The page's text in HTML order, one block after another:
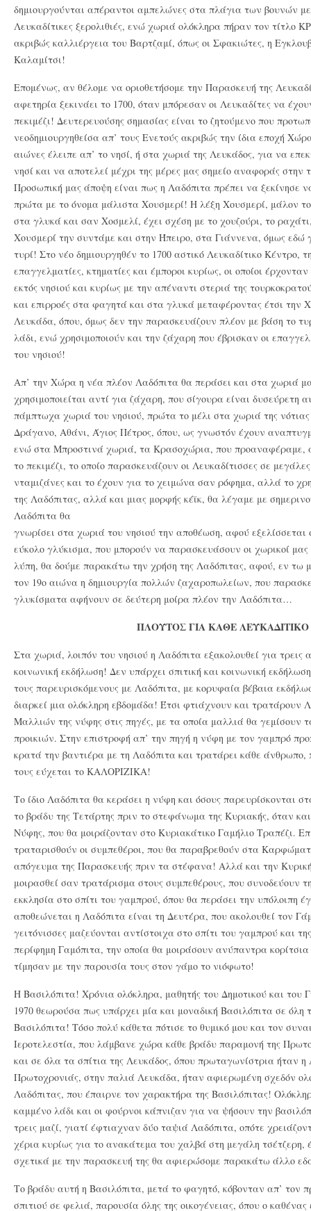
δημιουργούνται απέραντοι αμπελώνες στα πλάγια των βουνών με
Λευκαδίτικες ξερολιθιές, ενώ χωριά ολόκληρα πήραν τον
ακριβώς καλλιέργεια του Βαρτζαμί, όπως οι Σφακιώτες, η
Καλαμίτσι!
Επομένως, αν θέλομε να οριοθετήσομε την Παρασκευή της
αφετηρία ξεκινάει το 1700, όταν μπόρεσαν οι Λευκαδίτες να
πεκιμέζι! Δευτερευούσης σημασίας είναι το ζητούμενο που
νεοδημιουργηθείσα απ’ τους Ενετούς ακριβώς την ίδια εποχή
αιώνες έλειπε απ’ το νησί, ή στα χωριά της Λευκάδος, για να
νησί και να αποτελεί μέχρι της μέρες μας σημείο αναφοράς
Προσωπική μας άποψη είναι πως η Λαδόπιτα πρέπει να ξεκίνησε
πρώτα με το όνομα μάλιστα Χουσμερί! Η λέξη Χουσμερί, μάλον
στα γλυκά και σαν Χοσμελί, έχει σχέση με το χουζούρι, το
Χουσμερί την συντάμε και στην Ήπειρο, στα Γιάννενα, όμως εδώ
τυρί! Στο νέο δημιουργηθέν το 1700 αστικό Λευκαδίτικο Κέντρο,
επαγγελματίες, κτηματίες και έμποροι κυρίως, οι οποίοι
εκτός νησιού και κυρίως με την απέναντι στεριά της
και επιρροές στα φαγητά και στα γλυκά μεταφέροντας έτσι την
Λευκάδα, όπου, όμως δεν την παρασκευάζουν πλέον με βάση το
λάδι, ενώ χρησιμοποιούν και την ζάχαρη που έβρισκαν οι
του νησιού!
Απ’ την Χώρα η νέα πλέον Λαδόπιτα θα περάσει και στα χωριά
χρησιμοποιείται αντί για ζάχαρη, που σίγουρα είναι δυσεύρετη
πάμπτωχα χωριά του νησιού, πρώτα το μέλι στα χωριά της
Δράγανο, Αθάνι, Άγιος Πέτρος, όπου, ως γνωστόν έχουν
ενώ στα Μπροστινά χωριά, τα Κρασοχώρια, που προαναφέραμε,
το πεκιμέζι, το οποίο παρασκευάζουν οι Λευκαδίτισσες σε
νταμιζάνες και το έχουν για το χειμώνα σαν ρόφημα, αλλά το
της Λαδόπιτας, αλλά και μιας μορφής κέϊκ, θα λέγαμε με
Λαδόπιτα θα
γνωρίσει στα χωριά του νησιού την αποθέωση, αφού εξελίσσεται
εύκολο γλύκισμα, που μπορούν να παρασκευάσουν οι χωρικοί
λύπη, θα δούμε παρακάτω την χρήση της Λαδόπιτας, αφού, εν τω
τον 19ο αιώνα η δημιουργία πολλών ζαχαροπωλείων, που
γλυκίσματα αφήνουν σε δεύτερη μοίρα πλέον την Λαδόπιτα…
ΠΛΟΥΤΟΣ ΓΙΑ ΚΑΘΕ ΛΕΥΚΑΔΙΤΙΚΟ
Στα χωριά, λοιπόν του νησιού η Λαδόπιτα εξακολουθεί για τρεις
κοινωνική εκδήλωση! Δεν υπάρχει σπιτική και κοινωνική
τους παρευρισκόμενους με Λαδόπιτα, με κορυφαία βέβαια
διαρκεί μια ολόκληρη εβδομάδα! Έτσι φτιάχνουν και τρατάρουν
Μαλλιών της νύφης στις πηγές, με τα οποία μαλλιά θα γεμίσουν
προικιών. Στην επιστροφή απ’ την πηγή η νύφη με τον γαμπρό
κρατά την βαντιέρα με τη Λαδόπιτα και τρατάρει κάθε άνθρωπο,
τους εύχεται το ΚΑΛΟΡΙΖΙΚΑ!
Το ίδιο Λαδόπιτα θα κεράσει η νύφη και όσους παρευρίσκονται
το βράδυ της Τετάρτης πριν το στεφάνωμα της Κυριακής, όταν
Νύφης, που θα μοιράζονταν στο Κυριακάτικο Γαμήλιο Τραπέζι.
τραταρισθούν οι συμπεθέροι, που θα παραβρεθούν στα
απόγευμα της Παρασκευής πριν τα στέφανα! Αλλά και την
μοιρασθεί σαν τρατάρισμα στους συμπεθέρους, που συνοδεύουν
εκκλησία στο σπίτι του γαμπρού, όπου θα περάσει την υπόλοιπη
αποθεώνεται η Λαδόπιτα είναι τη Δευτέρα, που ακολουθεί τον
γειτόνισσες μαζεύονται αντίστοιχα στο σπίτι του γαμπρού και
περίφημη Γαμόπιτα, την οποία θα μοιράσουν ανύπαντρα
τίμησαν με την παρουσία τους στον γάμο το νιόφωτο!
Η Βασιλόπιτα! Χρόνια ολόκληρα, μαθητής του Δημοτικού και του
1970 θεωρούσα πως υπάρχει μία και μοναδική Βασιλόπιτα σε όλη
Βασιλόπιτα! Τόσο πολύ κάθετα πότισε το θυμικό μου και τον
Ιεροτελεστία, που λάμβανε χώρα κάθε βράδυ παραμονή της
και σε όλα τα σπίτια της Λευκάδος, όπου πρωταγωνίστρια ήταν
Πρωτοχρονιάς, στην παλιά Λευκάδα, ήταν αφιερωμένη σχεδόν
Λαδόπιτας, που έπαιρνε τον χαρακτήρα της Βασιλόπιτας!
καμμένο λάδι και οι φούρνοι κάπνιζαν για να ψήσουν την
τρεις μαζί, γιατί έφτιαχναν δύο ταψιά Λαδόπιτα, οπότε
χέρια κυρίως για το ανακάτεμα του χαλβά στη μεγάλη τσέτζερη,
σχετικά με την παρασκευή της θα αφιερώσομε παρακάτω άλλο
Το βράδυ αυτή η Βασιλόπιτα, μετά το φαγητό, κόβονταν απ’ τον
σπιτιού σε φελιά, παρουσία όλης της οικογένειας, όπου ο